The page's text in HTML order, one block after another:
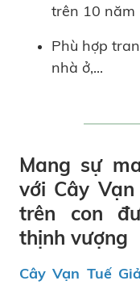
trên 10 năm
Phù hợp
nhà ở,...
Mang sự
với Cây
trên con
thịnh vượng
Cây Vạn Tuế Giả